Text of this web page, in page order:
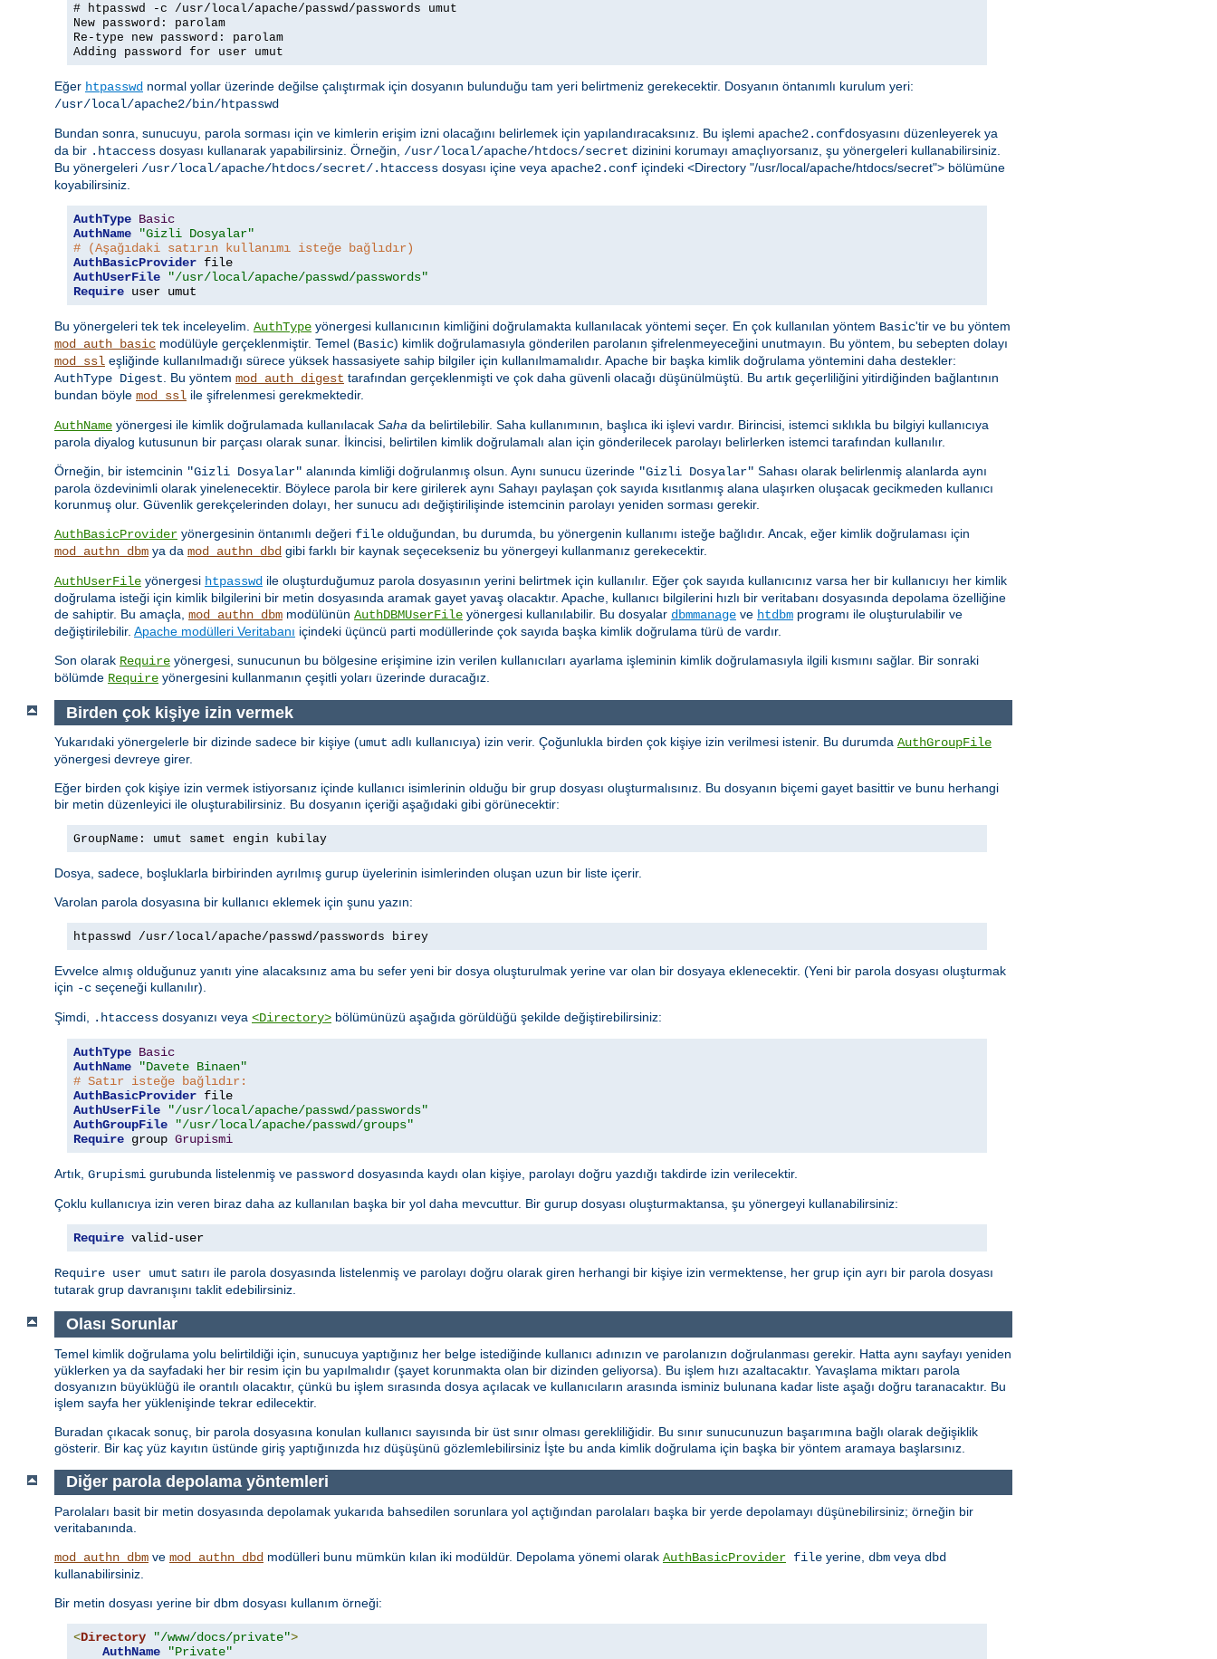
# htpasswd -c /usr/local/apache/passwd/passwords umut
New password: parolam
Re-type new password: parolam
Adding password for user umut
Eğer htpasswd normal yollar üzerinde değilse çalıştırmak için dosyanın bulunduğu tam yeri belirtmeniz gerekecektir. Dosyanın öntanımlı kurulum yeri:
/usr/local/apache2/bin/htpasswd
Bundan sonra, sunucuyu, parola sorması için ve kimlerin erişim izni olacağını belirlemek için yapılandıracaksınız. Bu işlemi apache2.confdosyasını düzenleyerek ya
da bir .htaccess dosyası kullanarak yapabilirsiniz. Örneğin, /usr/local/apache/htdocs/secret dizinini korumayı amaçlıyorsanız, şu yönergeleri kullanabilirsiniz.
Bu yönergeleri /usr/local/apache/htdocs/secret/.htaccess dosyası içine veya apache2.conf içindeki <Directory "/usr/local/apache/htdocs/secret"> bölümüne
koyabilirsiniz.
AuthType Basic
AuthName
"Gizli Dosyalar"
# (Aşağıdaki satırın kullanımı isteğe bağlıdır)
AuthBasicProvider
AuthUserFile
"/usr/local/apache/passwd/passwords"
Require user umut
Bu yönergeleri tek tek inceleyelim. AuthType yönergesi kullanıcının kimliğini doğrulamakta kullanılacak yöntemi seçer. En çok kullanılan yöntem Basic'tir ve bu yöntem
mod_auth_basic modülüyle gerçeklenmiştir. Temel (Basic) kimlik doğrulamasıyla gönderilen parolanın şifrelenmeyeceğini unutmayın. Bu yöntem, bu sebepten dolayı
mod_ssl eşliğinde kullanılmadığı sürece yüksek hassasiyete sahip bilgiler için kullanılmamalıdır. Apache bir başka kimlik doğrulama yöntemini daha destekler:
AuthType Digest . Bu yöntem mod_auth_digest tarafından gerçeklenmişti ve çok daha güvenli olacağı düşünülmüştü. Bu artık geçerliliğini yitirdiğinden bağlantının
bundan böyle mod_ssl ile şifrelenmesi gerekmektedir.
AuthName yönergesi ile kimlik doğrulamada kullanılacak Saha da belirtilebilir. Saha kullanımının, başlıca iki işlevi vardır. Birincisi, istemci sıklıkla bu bilgiyi kullanıcıya
parola diyalog kutusunun bir parçası olarak sunar. İkincisi, belirtilen kimlik doğrulamalı alan için gönderilecek parolayı belirlerken istemci tarafından kullanılır.
Örneğin, bir istemcinin "Gizli Dosyalar" alanında kimliği doğrulanmış olsun. Aynı sunucu üzerinde "Gizli Dosyalar" Sahası olarak belirlenmiş alanlarda aynı
parola özdevinimli olarak yinelenecektir. Böylece parola bir kere girilerek aynı Sahayı paylaşan çok sayıda kısıtlanmış alana ulaşırken oluşacak gecikmeden kullanıcı
korunmuş olur. Güvenlik gerekçelerinden dolayı, her sunucu adı değiştirilişinde istemcinin parolayı yeniden sorması gerekir.
AuthBasicProvider yönergesinin öntanımlı değeri file olduğundan, bu durumda, bu yönergenin kullanımı isteğe bağlıdır. Ancak, eğer kimlik doğrulaması için
mod_authn_dbm ya da mod_authn_dbd gibi farklı bir kaynak seçecekseniz bu yönergeyi kullanmanız gerekecektir.
AuthUserFile yönergesi htpasswd ile oluşturduğumuz parola dosyasının yerini belirtmek için kullanılır. Eğer çok sayıda kullanıcınız varsa her bir kullanıcıyı her kimlik
doğrulama isteği için kimlik bilgilerini bir metin dosyasında aramak gayet yavaş olacaktır. Apache, kullanıcı bilgilerini hızlı bir veritabanı dosyasında depolama özelliğine
de sahiptir. Bu amaçla, mod_authn_dbm modülünün AuthDBMUserFile yönergesi kullanılabilir. Bu dosyalar dbmmanage ve htdbm programı ile oluşturulabilir ve
değiştirilebilir. Apache modülleri Veritabanı içindeki üçüncü parti modüllerinde çok sayıda başka kimlik doğrulama türü de vardır.
Son olarak Require yönergesi, sunucunun bu bölgesine erişimine izin verilen kullanıcıları ayarlama işleminin kimlik doğrulamasıyla ilgili kısmını sağlar. Bir sonraki
bölümde Require yönergesini kullanmanın çeşitli yoları üzerinde duracağız.
Birden çok kişiye izin vermek
Yukarıdaki yönergelerle bir dizinde sadece bir kişiye (umut adlı kullanıcıya) izin verir. Çoğunlukla birden çok kişiye izin verilmesi istenir. Bu durumda AuthGroupFile
yönergesi devreye girer.
Eğer birden çok kişiye izin vermek istiyorsanız içinde kullanıcı isimlerinin olduğu bir grup dosyası oluşturmalısınız. Bu dosyanın biçemi gayet basittir ve bunu herhangi
bir metin düzenleyici ile oluşturabilirsiniz. Bu dosyanın içeriği aşağıdaki gibi görünecektir:
GroupName: umut samet engin kubilay
Dosya, sadece, boşluklarla birbirinden ayrılmış gurup üyelerinin isimlerinden oluşan uzun bir liste içerir.
Varolan parola dosyasına bir kullanıcı eklemek için şunu yazın:
htpasswd /usr/local/apache/passwd/passwords birey
Evvelce almış olduğunuz yanıtı yine alacaksınız ama bu sefer yeni bir dosya oluşturulmak yerine var olan bir dosyaya eklenecektir. (Yeni bir parola dosyası oluşturmak
için -c seçeneği kullanılır).
Şimdi, .htaccess dosyanızı veya <Directory> bölümünüzü aşağıda görüldüğü şekilde değiştirebilirsiniz:
AuthType Basic
AuthName
"Davete Binaen"
# Satır isteğe bağlıdır:
AuthBasicProvider
AuthUserFile
"/usr/local/apache/passwd/passwords"
AuthGroupFile
"/usr/local/apache/passwd/groups"
Require group Grupismi
Artık, Grupismi gurubunda listelenmiş ve password dosyasında kaydı olan kişiye, parolayı doğru yazdığı takdirde izin verilecektir.
Çoklu kullanıcıya izin veren biraz daha az kullanılan başka bir yol daha mevcuttur. Bir gurup dosyası oluşturmaktansa, şu yönergeyi kullanabilirsiniz:
Require valid-user
Require user umut satırı ile parola dosyasında listelenmiş ve parolayı doğru olarak giren herhangi bir kişiye izin vermektense, her grup için ayrı bir parola dosyası
tutarak grup davranışını taklit edebilirsiniz.
Olası Sorunlar
Temel kimlik doğrulama yolu belirtildiği için, sunucuya yaptığınız her belge istediğinde kullanıcı adınızın ve parolanızın doğrulanması gerekir. Hatta aynı sayfayı yeniden
yüklerken ya da sayfadaki her bir resim için bu yapılmalıdır (şayet korunmakta olan bir dizinden geliyorsa). Bu işlem hızı azaltacaktır. Yavaşlama miktarı parola
dosyanızın büyüklüğü ile orantılı olacaktır, çünkü bu işlem sırasında dosya açılacak ve kullanıcıların arasında isminiz bulunana kadar liste aşağı doğru taranacaktır. Bu
işlem sayfa her yüklenişinde tekrar edilecektir.
Buradan çıkacak sonuç, bir parola dosyasına konulan kullanıcı sayısında bir üst sınır olması gerekliliğidir. Bu sınır sunucunuzun başarımına bağlı olarak değişiklik
gösterir. Bir kaç yüz kayıtın üstünde giriş yaptığınızda hız düşüşünü gözlemlebilirsiniz İşte bu anda kimlik doğrulama için başka bir yöntem aramaya başlarsınız.
Diğer parola depolama yöntemleri
Parolaları basit bir metin dosyasında depolamak yukarıda bahsedilen sorunlara yol açtığından parolaları başka bir yerde depolamayı düşünebilirsiniz; örneğin bir
veritabanında.
mod_authn_dbm ve mod_authn_dbd modülleri bunu mümkün kılan iki modüldür. Depolama yönemi olarak AuthBasicProvider file yerine, dbm veya dbd
kullanabilirsiniz.
Bir metin dosyası yerine bir dbm dosyası kullanım örneği:
<Directory "/www/docs/private">
AuthName
"Private"